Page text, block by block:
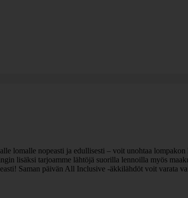
lomalle nopeasti ja edullisesti – voit unohtaa
lisäksi tarjoamme lähtöjä suorilla lennoilla myös
Saman päivän All Inclusive -äkkilähdöt voit varata